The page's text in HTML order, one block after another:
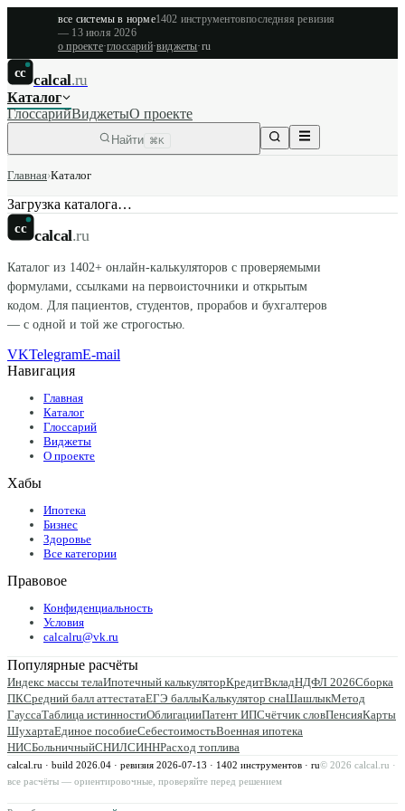
все системы в норме1402 инструментовпоследняя ревизия
— 13 июля 2026
о проекте·глоссарий·виджеты·ru
cc calcal.ru
Каталог
ГлоссарийВиджетыО проекте
Найти ⌘K
Главная›Каталог
Загрузка каталога…
cc calcal.ru
Каталог из 1402+ онлайн-калькуляторов с проверяемыми
формулами, ссылками на первоисточники и открытым
кодом. Для пациентов, студентов, прорабов и бухгалтеров
— с одной и той же строгостью.
VKTelegramE-mail
Навигация
Главная
Каталог
Глоссарий
Виджеты
О проекте
Хабы
Ипотека
Бизнес
Здоровье
Все категории
Правовое
Конфиденциальность
Условия
calcalru@vk.ru
Популярные расчёты
Индекс массы телаИпотечный калькуляторКредитВкладНДФЛ 2026Сборка
ПКСредний балл аттестатаЕГЭ баллыКалькулятор снаШашлыкМетод
ГауссаТаблица истинностиОблигацииПатент ИПСчётчик словПенсияКарты
ШухартаЕдиное пособиеСебестоимостьВоенная ипотека
НИСБольничныйСНИЛСИННРасход топлива
calcal.ru · build 2026.04 · ревизия 2026-07-13 · 1402 инструментов · ru© 2026 calcal.ru ·
все расчёты — ориентировочные, проверяйте перед решением